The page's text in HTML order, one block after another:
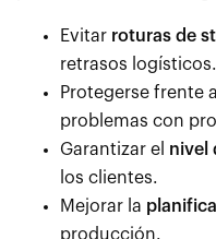
Evitar roturas de
retrasos logísticos.
Protegerse frente a
problemas con
Garantizar el nivel
los clientes.
Mejorar la
producción.